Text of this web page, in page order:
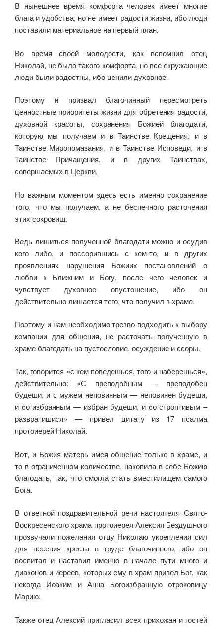
В нынешнее время комфорта человек имеет многие
блага и удобства, но не имеет радости жизни, ибо люди
поставили материальное на первый план.
Во время своей молодости, как вспомнил отец
Николай, не было такого комфорта, но все окружающие
люди были радостны, ибо ценили духовное.
Поэтому и призвал благочинный пересмотреть
ценностные приоритеты жизни для обретения радости,
духовной красоты, сохранения Божией благодати,
которую мы получаем и в Таинстве Крещения, и в
Таинстве Миропомазания, и в Таинстве Исповеди, и в
Таинстве Причащения, и в других Таинствах,
совершаемых в Церкви.
Но важным моментом здесь есть именно сохранение
того, что мы получаем, а не беспечного расточения
этих сокровищ.
Ведь лишиться полученной благодати можно и осудив
кого либо, и поссорившись с кем-то, и в других
проявлениях нарушения Божиих постановлений о
любви к Ближним и Богу, после чего человек и
чувствует духовное опустошение, ибо он
действительно лишается того, что получил в храме.
Поэтому и нам необходимо трезво подходить к выбору
компании для общения, не расточать полученную в
храме благодать на пустословие, осуждение и ссоры.
Так, говорится «с кем поведешься, того и наберешься»,
действительно: «С преподобным — преподобен
будеши, и с мужем неповинным — неповинен будеши,
и со избранным — избран будеши, и со строптивым –
развратишися» — привел цитату из 17 псалма
протоиерей Николай.
Вот, и Божия матерь имея общение только в храме, и
то в ограниченном количестве, накопила в себе Божию
благодать, так, что смогла стать вместилищем самого
Бога.
В ответной поздравительной речи настоятеля Свято-
Воскресенского храма протоиерея Алексия Бездушного
прозвучали пожелания отцу Николаю укрепления сил
для несения креста в труде благочинного, ибо он
воспитал и наставил именно в начале пути много и
диаконов и иереев, которых ему в храм привел Бог, как
некогда Иоаким и Анна Богоизбранную отроковицу
Марию.
Также отец Алексий пригласил всех прихожан и гостей